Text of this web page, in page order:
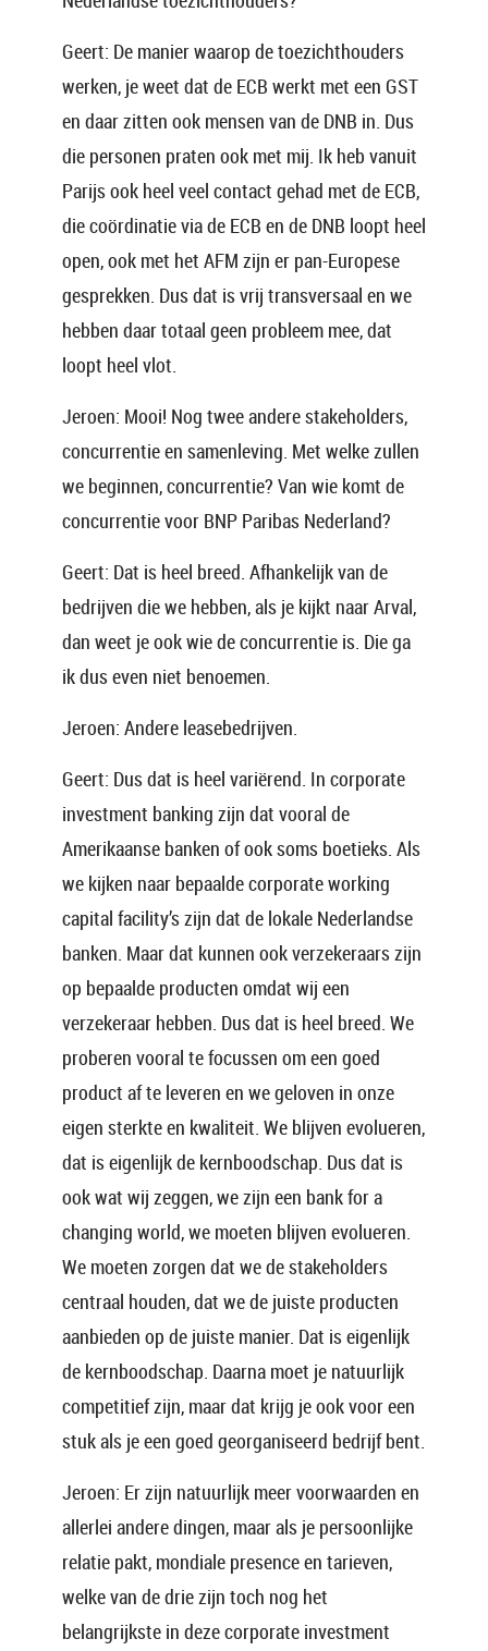
Geert: De manier waarop de toezichthouders
werken, je weet dat de ECB werkt met een GST
en daar zitten ook mensen van de DNB in. Dus
die personen praten ook met mij. Ik heb vanuit
Parijs ook heel veel contact gehad met de ECB,
die coördinatie via de ECB en de DNB loopt heel
open, ook met het AFM zijn er pan-Europese
gesprekken. Dus dat is vrij transversaal en we
hebben daar totaal geen probleem mee, dat
loopt heel vlot.
Jeroen: Mooi! Nog twee andere stakeholders,
concurrentie en samenleving. Met welke zullen
we beginnen, concurrentie? Van wie komt de
concurrentie voor BNP Paribas Nederland?
Geert: Dat is heel breed. Afhankelijk van de
bedrijven die we hebben, als je kijkt naar Arval,
dan weet je ook wie de concurrentie is. Die ga
ik dus even niet benoemen.
Jeroen: Andere leasebedrijven.
Geert: Dus dat is heel variërend. In corporate
investment banking zijn dat vooral de
Amerikaanse banken of ook soms boetieks. Als
we kijken naar bepaalde corporate working
capital facility’s zijn dat de lokale Nederlandse
banken. Maar dat kunnen ook verzekeraars zijn
op bepaalde producten omdat wij een
verzekeraar hebben. Dus dat is heel breed. We
proberen vooral te focussen om een goed
product af te leveren en we geloven in onze
eigen sterkte en kwaliteit. We blijven evolueren,
dat is eigenlijk de kernboodschap. Dus dat is
ook wat wij zeggen, we zijn een bank for a
changing world, we moeten blijven evolueren.
We moeten zorgen dat we de stakeholders
centraal houden, dat we de juiste producten
aanbieden op de juiste manier. Dat is eigenlijk
de kernboodschap. Daarna moet je natuurlijk
competitief zijn, maar dat krijg je ook voor een
stuk als je een goed georganiseerd bedrijf bent.
Jeroen: Er zijn natuurlijk meer voorwaarden en
allerlei andere dingen, maar als je persoonlijke
relatie pakt, mondiale presence en tarieven,
welke van de drie zijn toch nog het
belangrijkste in deze corporate investment